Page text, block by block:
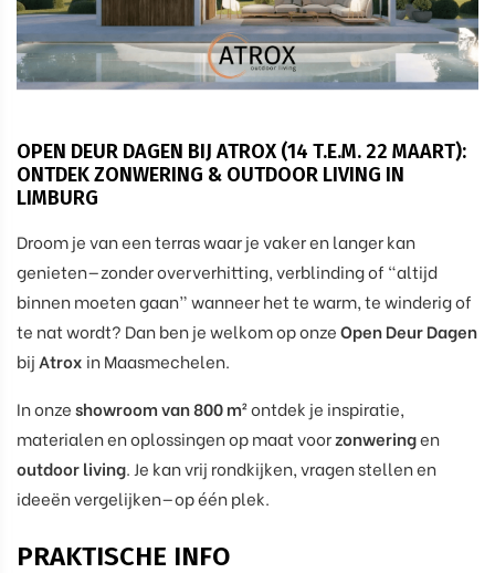
OPEN DEUR DAGEN BIJ ATROX (14 T.E.M. 22 MAART):
ONTDEK ZONWERING & OUTDOOR LIVING IN
LIMBURG
Droom je van een terras waar je vaker en langer kan
genieten—zonder oververhitting, verblinding of “altijd
binnen moeten gaan” wanneer het te warm, te winderig of
te nat wordt? Dan ben je welkom op onzeOpen Deur Dagen
bij Atrox in Maasmechelen.
In onzeshowroom van 800 m²ontdek je inspiratie,
materialen en oplossingen op maat voorzonweringen
outdoor living. Je kan vrij rondkijken, vragen stellen en
ideeën vergelijken—op één plek.
PRAKTISCHE INFO